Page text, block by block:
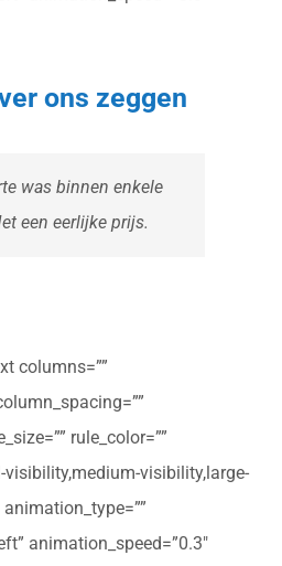
ons zeggen
was binnen enkele
een eerlijke prijs.
columns=””
rule_color=””
visibility,medium-visibility,large-
animation_speed=”0.3″